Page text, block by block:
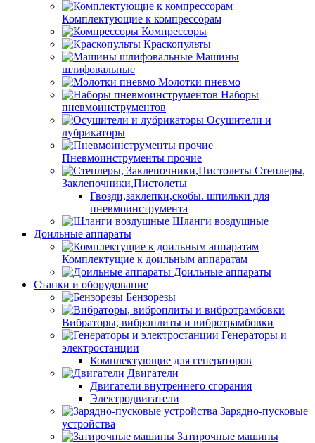
Комплектующие к компрессорам
Компрессоры
Краскопульты
Машины
шлифовальные
Молотки пневмо
Наборы
пневмоинструментов
Осушители и
лубрикаторы
Пневмоинструменты прочие
Степлеры,
Заклепочники,Пистолеты
Гвозди,заклепки,скобы. шпильки для
пневмоинструмента
Шланги воздушные
Доильные аппараты
Комплектущие к доильным аппаратам
Доильные аппараты
Станки и оборудование
Бензорезы
Вибраторы, виброплиты и вибротрамбовки
Генераторы и
электростанции
Комплектующие для генераторов
Двигатели
Двигатели внутреннего сгорания
Электродвигатели
Зарядно-пусковые
устройства
Затирочные машины